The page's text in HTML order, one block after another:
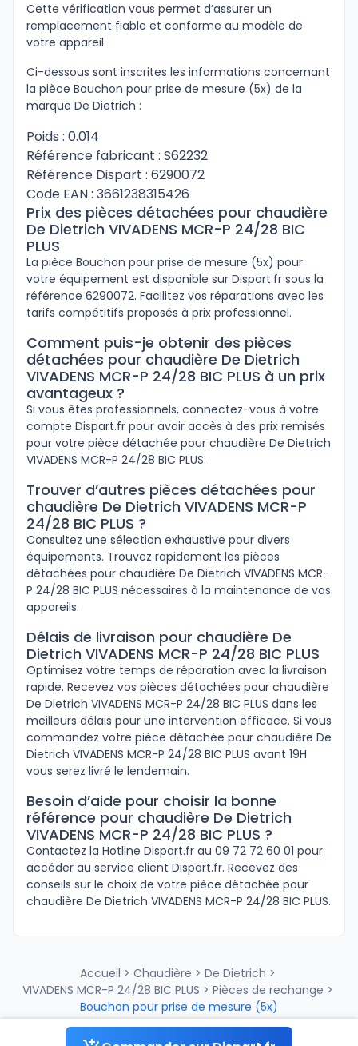
Cette vérification vous permet d’assurer un
remplacement fiable et conforme au modèle de
votre appareil.
Ci-dessous sont inscrites les informations concernant
la pièce Bouchon pour prise de mesure (5x) de la
marque De Dietrich :
Poids : 0.014
Référence fabricant : S62232
Référence Dispart : 6290072
Code EAN : 3661238315426
Prix des pièces détachées pour chaudière
De Dietrich VIVADENS MCR-P 24/28 BIC
PLUS
La pièce Bouchon pour prise de mesure (5x) pour
votre équipement est disponible sur Dispart.fr sous la
référence 6290072. Facilitez vos réparations avec les
tarifs compétitifs proposés à prix professionnel.
Comment puis-je obtenir des pièces
détachées pour chaudière De Dietrich
VIVADENS MCR-P 24/28 BIC PLUS à un prix
avantageux ?
Si vous êtes professionnels, connectez-vous à votre
compte Dispart.fr pour avoir accès à des prix remisés
pour votre pièce détachée pour chaudière De Dietrich
VIVADENS MCR-P 24/28 BIC PLUS.
Trouver d’autres pièces détachées pour
chaudière De Dietrich VIVADENS MCR-P
24/28 BIC PLUS ?
Consultez une sélection exhaustive pour divers
équipements. Trouvez rapidement les pièces
détachées pour chaudière De Dietrich VIVADENS MCR-
P 24/28 BIC PLUS nécessaires à la maintenance de vos
appareils.
Délais de livraison pour chaudière De
Dietrich VIVADENS MCR-P 24/28 BIC PLUS
Optimisez votre temps de réparation avec la livraison
rapide. Recevez vos pièces détachées pour chaudière
De Dietrich VIVADENS MCR-P 24/28 BIC PLUS dans les
meilleurs délais pour une intervention efficace. Si vous
commandez votre pièce détachée pour chaudière De
Dietrich VIVADENS MCR-P 24/28 BIC PLUS avant 19H
vous serez livré le lendemain.
Besoin d’aide pour choisir la bonne
référence pour chaudière De Dietrich
VIVADENS MCR-P 24/28 BIC PLUS ?
Contactez la Hotline Dispart.fr au 09 72 72 60 01 pour
accéder au service client Dispart.fr. Recevez des
conseils sur le choix de votre pièce détachée pour
chaudière De Dietrich VIVADENS MCR-P 24/28 BIC PLUS.
Accueil > Chaudière > De Dietrich >
VIVADENS MCR-P 24/28 BIC PLUS > Pièces de rechange >
Bouchon pour prise de mesure (5x)